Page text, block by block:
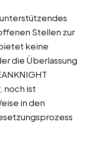
Stellen zur
keine
die Überlassung
noch ist
in den